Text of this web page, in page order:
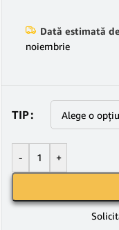
Dată estimată
noiembrie
TIP
- +